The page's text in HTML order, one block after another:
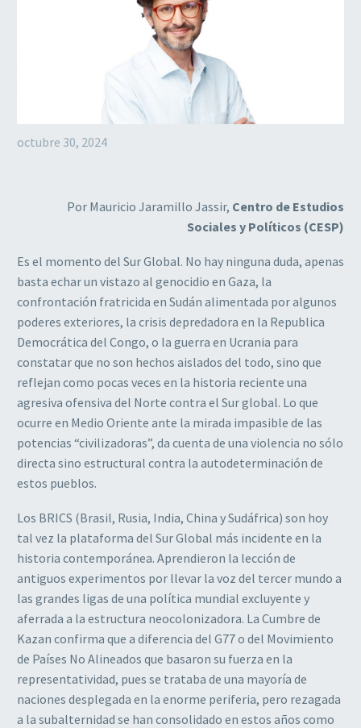
octubre 30, 2024
Por Mauricio Jaramillo Jassir, Centro de Estudios
Sociales y Políticos (CESP)
Es el momento del Sur Global. No hay ninguna duda, apenas
basta echar un vistazo al genocidio en Gaza, la
confrontación fratricida en Sudán alimentada por algunos
poderes exteriores, la crisis depredadora en la Republica
Democrática del Congo, o la guerra en Ucrania para
constatar que no son hechos aislados del todo, sino que
reflejan como pocas veces en la historia reciente una
agresiva ofensiva del Norte contra el Sur global. Lo que
ocurre en Medio Oriente ante la mirada impasible de las
potencias “civilizadoras”, da cuenta de una violencia no sólo
directa sino estructural contra la autodeterminación de
estos pueblos.
Los BRICS (Brasil, Rusia, India, China y Sudáfrica) son hoy
tal vez la plataforma del Sur Global más incidente en la
historia contemporánea. Aprendieron la lección de
antiguos experimentos por llevar la voz del tercer mundo a
las grandes ligas de una política mundial excluyente y
aferrada a la estructura neocolonizadora. La Cumbre de
Kazan confirma que a diferencia del G77 o del Movimiento
de Países No Alineados que basaron su fuerza en la
representatividad, pues se trataba de una mayoría de
naciones desplegada en la enorme periferia, pero rezagada
a la subalternidad se han consolidado en estos años como